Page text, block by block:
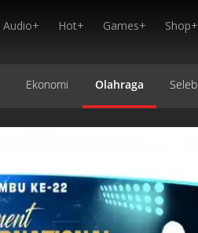
Audio+ Hot+ Games+ Shop+
Ekonomi Olahraga Seleb